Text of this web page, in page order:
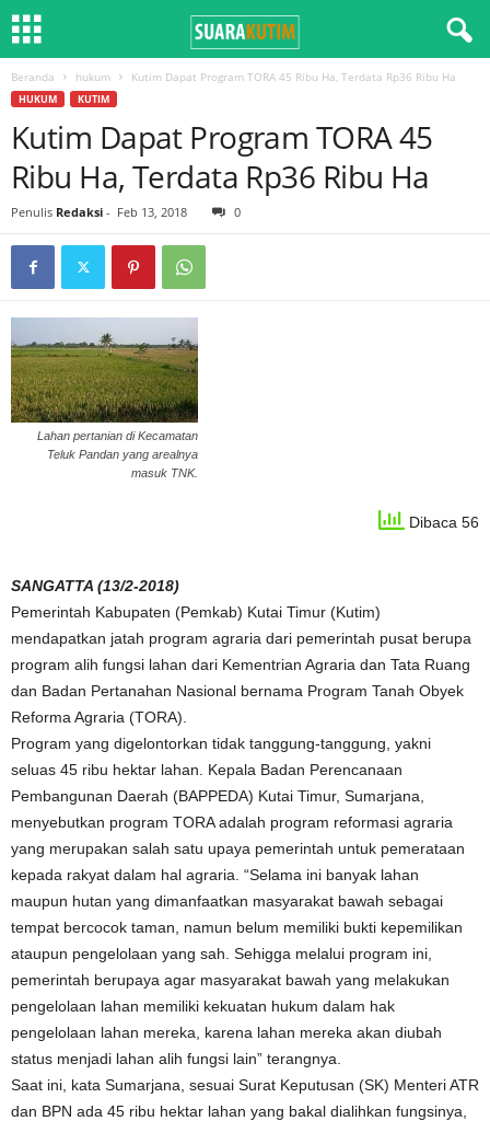
Beranda hukum Kutim Dapat Program TORA 45 Ribu Ha, Terdata Rp36 Ribu Ha
HUKUM KUTIM
Kutim Dapat Program TORA 45
Ribu Ha, Terdata Rp36 Ribu Ha
Penulis Redaksi - Feb 13, 2018 0
Lahan pertanian di Kecamatan
Teluk Pandan yang arealnya
masuk TNK.
Dibaca 56
SANGATTA (13/2-2018)
Pemerintah Kabupaten (Pemkab) Kutai Timur (Kutim)
mendapatkan jatah program agraria dari pemerintah pusat berupa
program alih fungsi lahan dari Kementrian Agraria dan Tata Ruang
dan Badan Pertanahan Nasional bernama Program Tanah Obyek
Reforma Agraria (TORA).
Program yang digelontorkan tidak tanggung-tanggung, yakni
seluas 45 ribu hektar lahan. Kepala Badan Perencanaan
Pembangunan Daerah (BAPPEDA) Kutai Timur, Sumarjana,
menyebutkan program TORA adalah program reformasi agraria
yang merupakan salah satu upaya pemerintah untuk pemerataan
kepada rakyat dalam hal agraria. “Selama ini banyak lahan
maupun hutan yang dimanfaatkan masyarakat bawah sebagai
tempat bercocok taman, namun belum memiliki bukti kepemilikan
ataupun pengelolaan yang sah. Sehigga melalui program ini,
pemerintah berupaya agar masyarakat bawah yang melakukan
pengelolaan lahan memiliki kekuatan hukum dalam hak
pengelolaan lahan mereka, karena lahan mereka akan diubah
status menjadi lahan alih fungsi lain” terangnya.
Saat ini, kata Sumarjana, sesuai Surat Keputusan (SK) Menteri ATR
dan BPN ada 45 ribu hektar lahan yang bakal dialihkan fungsinya,